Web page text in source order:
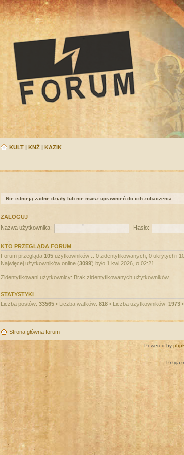
KULT | KNŻ | KAZIK
Nie istnieją żadne działy lub nie masz uprawnień do ich zobaczenia.
ZALOGUJ
Nazwa użytkownika:
Hasło:
KTO PRZEGLĄDA FORUM
Forum przegląda 105 użytkowników :: 0 zidentyfikowanych, 0 ukrytych i
Najwięcej użytkowników online (3099) było 1 kwi 2026, o 02:21
Zidentyfikowani użytkownicy: Brak zidentyfikowanych użytkowników
STATYSTYKI
Liczba postów: 33565 • Liczba wątków: 818 • Liczba użytkowników: 1973
Strona główna forum
Powered by